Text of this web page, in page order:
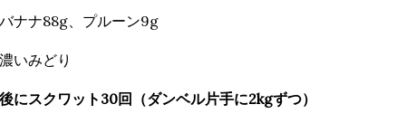
バナナ88g、プルーン9g
濃いみどり
にスクワット30回（ダンベル片手に2kgずつ）